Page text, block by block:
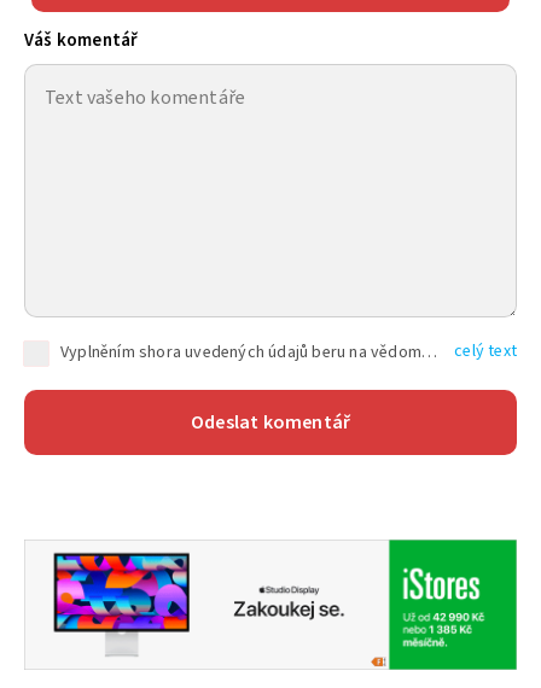
Váš komentář
Vyplněním shora uvedených údajů beru na vědomí, že společnost TEXT FACTORY s.r.o., sídlem Brno, Durďákova 336/29, Černá Pole, PSČ: 613 00, IČ: 06157831, zapsané u Krajského soudu v Brně, oddíl C, vložka 100399, bude zpracovávat mé osobní údaje uvedené v rámci mnou vyplněného registračního formuláře na základě oprávněných zájmů TEXT FACTORY s.r.o. dle čl. 6 odst. 1 písm. f) GDPR a pro splnění právních povinností (čl. 6 odst. 1 písm. c) GDPR), a to pro tyto účely: nezbytnost zajistit oprávnění návštěvníka webových stránek provozovaných společností TEXT FACTORY s.r.o. přispívat aktivně ke zveřejněným článkům nebo v rámci diskusních fór a výkon práv TEXT FACTORY s.r.o. jako administrátora těchto diskusních fór. Více informací o zpracování osobních údajů a právech lze nalézt v celý text